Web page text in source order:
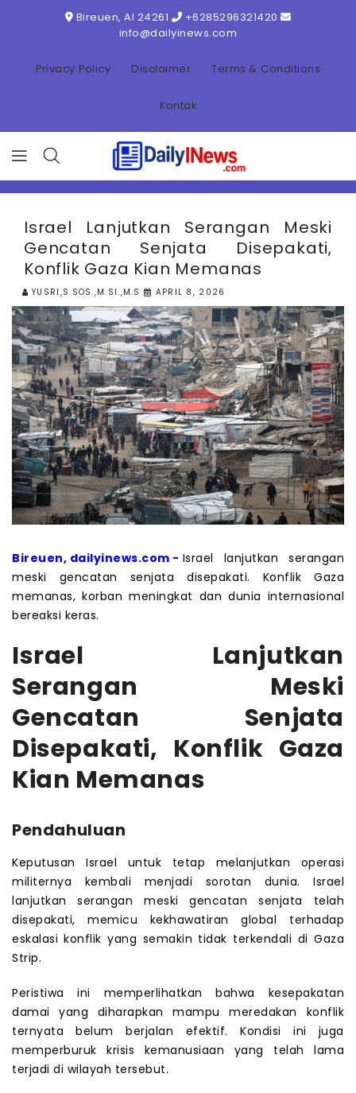
Bireuen, AI 24261
+6285296321420
info@dailyinews.com
Privacy Policy Disclaimer Terms & Conditions
Kontak
Israel Lanjutkan Serangan Meski
Gencatan Senjata Disepakati,
Konflik Gaza Kian Memanas
YUSRI,S.SOS.,M.SI.,M.S APRIL 8, 2026
Bireuen, dailyinews.com - Israel lanjutkan serangan
meski gencatan senjata disepakati. Konflik Gaza
memanas, korban meningkat dan dunia internasional
bereaksi keras.
Israel Lanjutkan
Serangan Meski
Gencatan Senjata
Disepakati, Konflik Gaza
Kian Memanas
Pendahuluan
Keputusan Israel untuk tetap melanjutkan operasi
militernya kembali menjadi sorotan dunia. Israel
lanjutkan serangan meski gencatan senjata telah
disepakati, memicu kekhawatiran global terhadap
eskalasi konflik yang semakin tidak terkendali di Gaza
Strip.
Peristiwa ini memperlihatkan bahwa kesepakatan
damai yang diharapkan mampu meredakan konflik
ternyata belum berjalan efektif. Kondisi ini juga
memperburuk krisis kemanusiaan yang telah lama
terjadi di wilayah tersebut.